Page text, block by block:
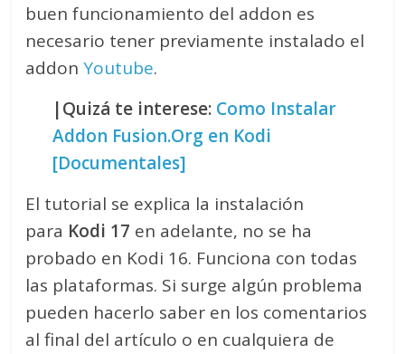
buen funcionamiento del addon es
necesario tener previamente instalado el
addonYoutube.
|Quizá te interese: Como Instalar
Addon Fusion.Org en Kodi
[Documentales]
El tutorial se explica la instalación
para Kodi 17 en adelante, no se ha
probado en Kodi 16. Funciona con todas
las plataformas. Si surge algún problema
pueden hacerlo saber en los comentarios
al final del artículo o en cualquiera de